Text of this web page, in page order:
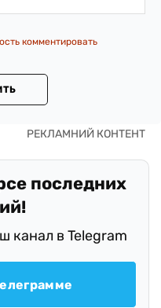
комментировать
последних
канал в Telegram